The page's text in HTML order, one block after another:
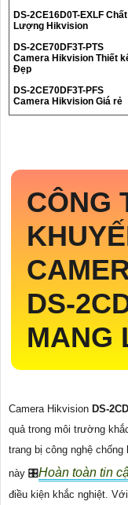
DS-2CE16D0T-EXLF Chất
Lượng Hikvision
DS-2CE70DF3T-PTS
Camera Hikvision Thiết
Đẹp
DS-2CE70DF3T-PFS
Camera Hikvision Giá rẻ
CÔNG
DS-
MANG
Camera Hikvision DS-
quả trong môi trường
trang bị công nghệ
này 🎛Hoàn toàn tin
điều kiện khắc nghiệt.